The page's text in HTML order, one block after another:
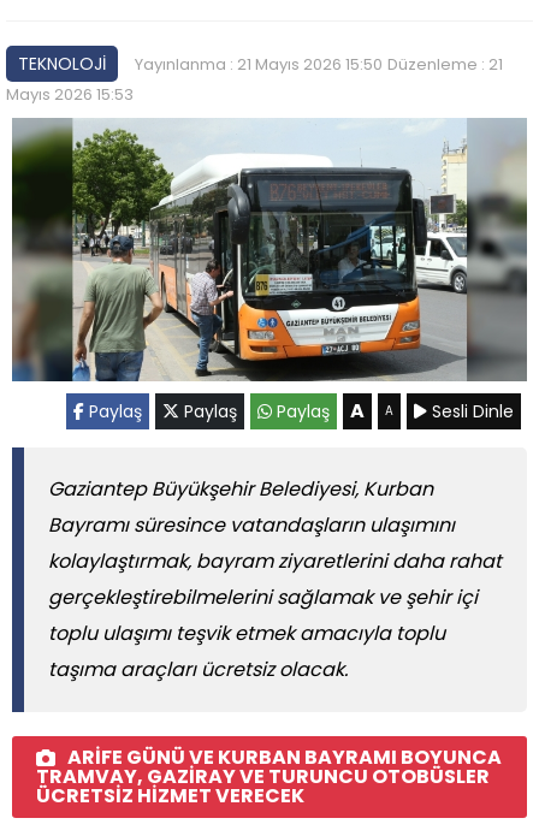
TEKNOLOJİ Yayınlanma : 21 Mayıs 2026 15:50 Düzenleme : 21
Mayıs 2026 15:53
Paylaş Paylaş Paylaş A A Sesli Dinle
Gaziantep Büyükşehir Belediyesi, Kurban
Bayramı süresince vatandaşların ulaşımını
kolaylaştırmak, bayram ziyaretlerini daha rahat
gerçekleştirebilmelerini sağlamak ve şehir içi
toplu ulaşımı teşvik etmek amacıyla toplu
taşıma araçları ücretsiz olacak.
ARİFE GÜNÜ VE KURBAN BAYRAMI BOYUNCA
TRAMVAY, GAZİRAY VE TURUNCU OTOBÜSLER
ÜCRETSİZ HİZMET VERECEK